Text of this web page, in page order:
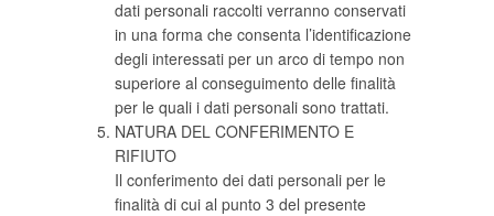
dati personali raccolti verranno conservati
in una forma che consenta l’identificazione
degli interessati per un arco di tempo non
superiore al conseguimento delle finalità
per le quali i dati personali sono trattati.
NATURA DEL CONFERIMENTO E
RIFIUTO
Il conferimento dei dati personali per le
finalità di cui al punto 3 del presente